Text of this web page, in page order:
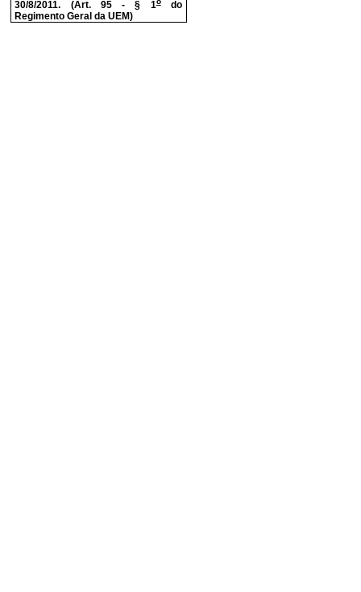
30/8/2011. (Art. 95 - § 1 do
Regimento Geral da UEM)